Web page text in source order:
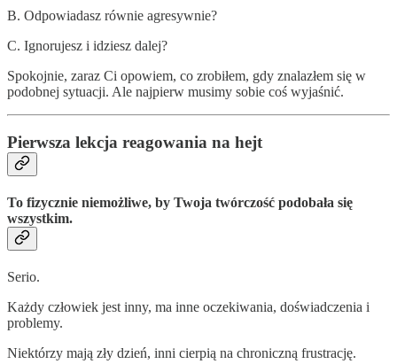
B. Odpowiadasz równie agresywnie?
C. Ignorujesz i idziesz dalej?
Spokojnie, zaraz Ci opowiem, co zrobiłem, gdy znalazłem się w
podobnej sytuacji. Ale najpierw musimy sobie coś wyjaśnić.
Pierwsza lekcja reagowania na hejt
To fizycznie niemożliwe, by Twoja twórczość podobała się
wszystkim.
Serio.
Każdy człowiek jest inny, ma inne oczekiwania, doświadczenia i
problemy.
Niektórzy mają zły dzień, inni cierpią na chroniczną frustrację.